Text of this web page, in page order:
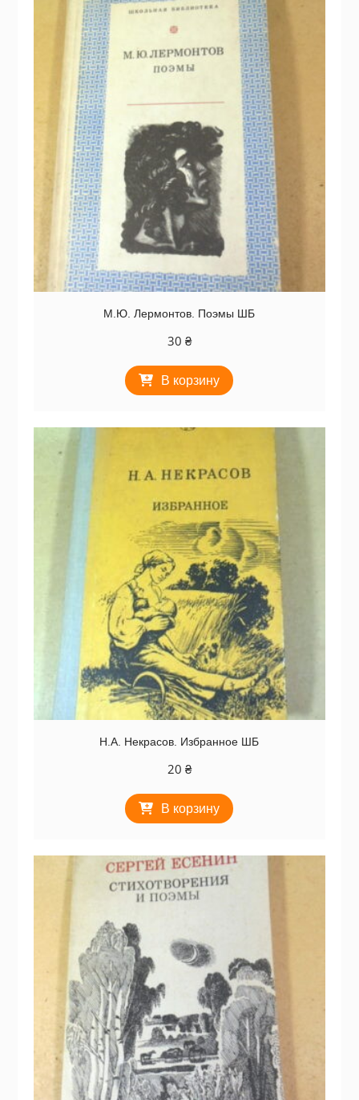
М.Ю. Лермонтов. Поэмы ШБ
30 ₴
В корзину
Н.А. Некрасов. Избранное ШБ
20 ₴
В корзину